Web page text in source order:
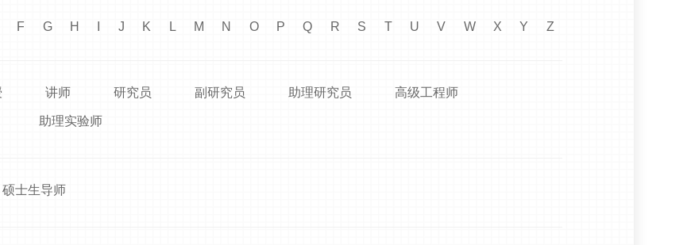
F G H J K L M N O P Q R S T U V W X Y Z
讲师 研究员 副研究员 助理研究员 高级工程师
助理实验师
硕士生导师